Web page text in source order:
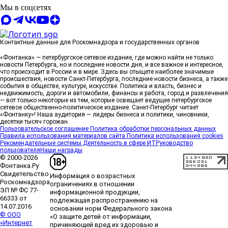
Группа Аквилон — «Самый
клиентоориентированный застройщик
Ленинградской области» 2026Группа Аквилон
стала одним из победителей конкурса «Лучшая
строительная организация Ленинградской области
2026» в номинации «Самый
клиентоориентированный застройщик
Ленинградской области».
6 августа, 16:50
«Лучший проект КРТ» Ленобласти — микрорайон
«Город Звёзд»Победителем профессионального
конкурса «Лучшая строительная организация 2025
года» в номинации «За лучший проект
комплексного развития территорий» стал жилой
микрорайон «Город Звёзд».
6 августа, 16:07
ГК «А101» и фонд «НИКА» объединяют усилия для
защиты животных в рамках программы
Мы в соцсетях
Контактные данные для Роскомнадзора и государственных органов
«Фонтанка» — петербургское сетевое издание, где можно найти не только
новости Петербурга, но и последние новости дня, и все важное и интересное,
что происходит в России и в мире. Здесь вы отыщете наиболее значимые
происшествия, новости Санкт-Петербурга, последние новости бизнеса, а также
события в обществе, культуре, искусстве. Политика и власть, бизнес и
недвижимость, дороги и автомобили, финансы и работа, город и развлечения
— вот только некоторые из тем, которые освещает ведущее петербургское
сетевое общественно-политическое издание. Санкт-Петербург читает
«Фонтанку»! Наша аудитория — лидеры бизнеса и политики, чиновники,
десятки тысяч горожан.
Пользовательское соглашение Политика обработки персональных данных
Правила использования материалов сайта Политика использования cookies
Рекомендательные системы Деятельность в сфере ИТ Руководство
пользователя Наши награды
© 2000-2026
Фонтанка.Ру
Свидетельство
Роскомнадзора
ЭЛ № ФС 77-
66333 от
14.07.2016
© ООО
«Интернет
Информация о возрастных
ограничениях в отношении
информационной продукции,
подлежащая распространению на
основании норм Федерального закона
«О защите детей от информации,
причиняющей вред их здоровью и